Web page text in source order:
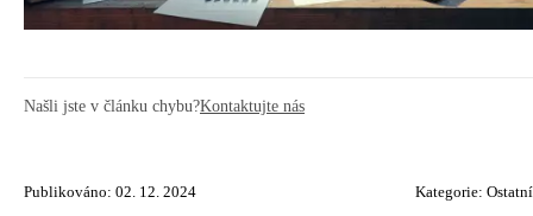
Našli jste v článku chybu?Kontaktujte nás
Publikováno: 02. 12. 2024 Kategorie: Ostatní